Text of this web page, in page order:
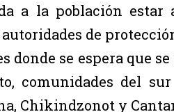
a la población
de
donde se espera que
comunidades del
Chikindzonot y